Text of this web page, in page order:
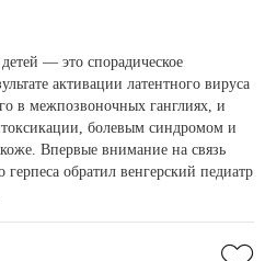
— это спорадическое
активации латентного вируса
в межпозвоночных ганглиях, и
болевым синдромом и
Впервые внимание на связь
обратил венгерский педиатр